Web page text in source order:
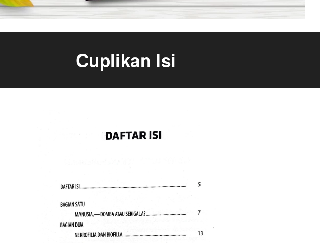
Cuplikan Isi